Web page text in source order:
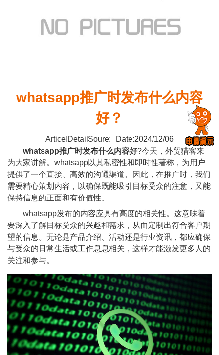
whatsapp推广时发布什么内容
好？
ArticelDetailSoure:
Date:2024/12/06
whatsapp推广时发布什么内容好?今天，外贸猎客来
为大家讲解。whatsapp以其私密性和即时性著称，为用户
提供了一个直接、高效的沟通渠道。因此，在推广时，我们
需要精心策划内容，以确保既能吸引目标受众的注意，又能
保持信息的正面和有价值性。
whatsapp发布的内容应具有高度的相关性。这意味着
要深入了解目标受众的兴趣和需求，从而定制出符合客户期
望的信息。无论是产品介绍、活动还是行业资讯，都应确保
与受众的日常生活或工作息息相关，这样才能激发更多人的
关注和参与。